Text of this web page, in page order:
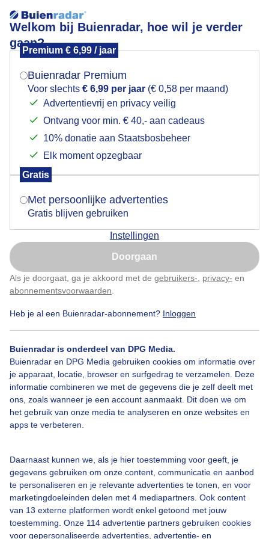
Welkom bij Buienradar, hoe wil je verder
gaan?
Premium € 6,99 / jaar
Buienradar Premium
Voor slechts € 6,99 per jaar (€ 0,58 per maand)
Advertentievrij en privacy veilig
Ontvang voor min. € 40,- aan cadeaus
10% donatie aan Staatsbosbeheer
Elk moment opzegbaar
Gratis
Met persoonlijke advertenties
Gratis blijven gebruiken
Instellingen
Doorgaan
Als je doorgaat, ga je akkoord met de gebruikers- privacy- en
abonnementsvoorwaarden
Heb je al een Buienradar-abonnement? Inloggen
Buienradar is onderdeel van DPG Media.
Buienradar en DPG Media gebruiken cookies om informatie over
je apparaat, locatie, browser en surfgedrag te verzamelen. Deze
informatie combineren we met de gegevens die je zelf deelt met
ons, zoals wanneer je een account aanmaakt. Dit doen we om
het gebruik van onze media te analyseren en onze websites en
apps te verbeteren.
Daarnaast kunnen we, als je hier toestemming voor geeft, je
gegevens gebruiken om onze content, communicatie en aanbod
te personaliseren en je relevante advertenties te tonen, en voor
marketingdoeleinden delen met 4 mediapartners. Ook content
van 13 externe platformen wordt enkel getoond met jouw
toestemming. Onze 114 advertentie partners gebruiken cookies
voor gepersonaliseerde advertenties, advertentie- en
groeizaam
Een moment geduld aub...
Populaire categorieën
Lente
Zomer
Over Buienradar
Bedrijfsgegevens
Veelgestelde vragen
Contact
Toegankelijkheid
Buienradar Team
Privacy beleid
Cookie beleid
Privacy instellingen
Mogen we je locatie gebruiken voor het
Indien je hier nog geen akkoord op hebt gegeven,
verschijnt er zo een pop-up uit je browser waarin
Is goed, toon de popup
Nu niet, misschien later
Klik hierom dit aan te passen